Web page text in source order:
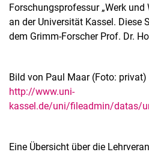
Forschungsprofessur „Werk und
an der Universität Kassel.
dem Grimm-Forscher Prof. Dr.
Bild von Paul Maar (Foto: privat)
http://www.uni-
kassel.de/uni/fileadmin/datas/
Eine Übersicht über die